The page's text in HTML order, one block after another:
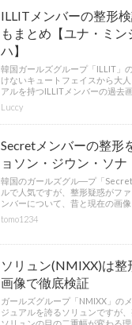
ILLITメンバーの整形
もまとめ【ユナ・ミ
ハ】
韓国ガールズグループ「ILLIT」
けないキュートフェイスから大
アルを持つILLITメンバーの過去
Luccy
Secretメンバーの整形
ョソン・ジウン・ソナ
韓国のガールズグル―プ「
ルで人気ですが、整形疑惑がフ
ンバーについて、昔と現在の画
tomo1234
ソリュン(NMIXX)は
画像で徹底検証
ガールズグループ「NMIXX」の
ジュアルを誇るソリュンですが